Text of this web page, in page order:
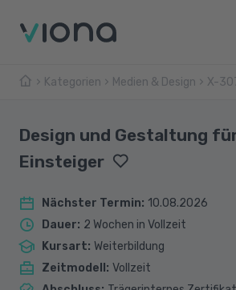
Kategorien Medien & Design X-
Design und Gestaltung
Einsteiger
Nächster Termin: 10.08.2026
Dauer: 2 Wochen in Vollzeit
Kursart: Weiterbildung
Zeitmodell : Vollzeit